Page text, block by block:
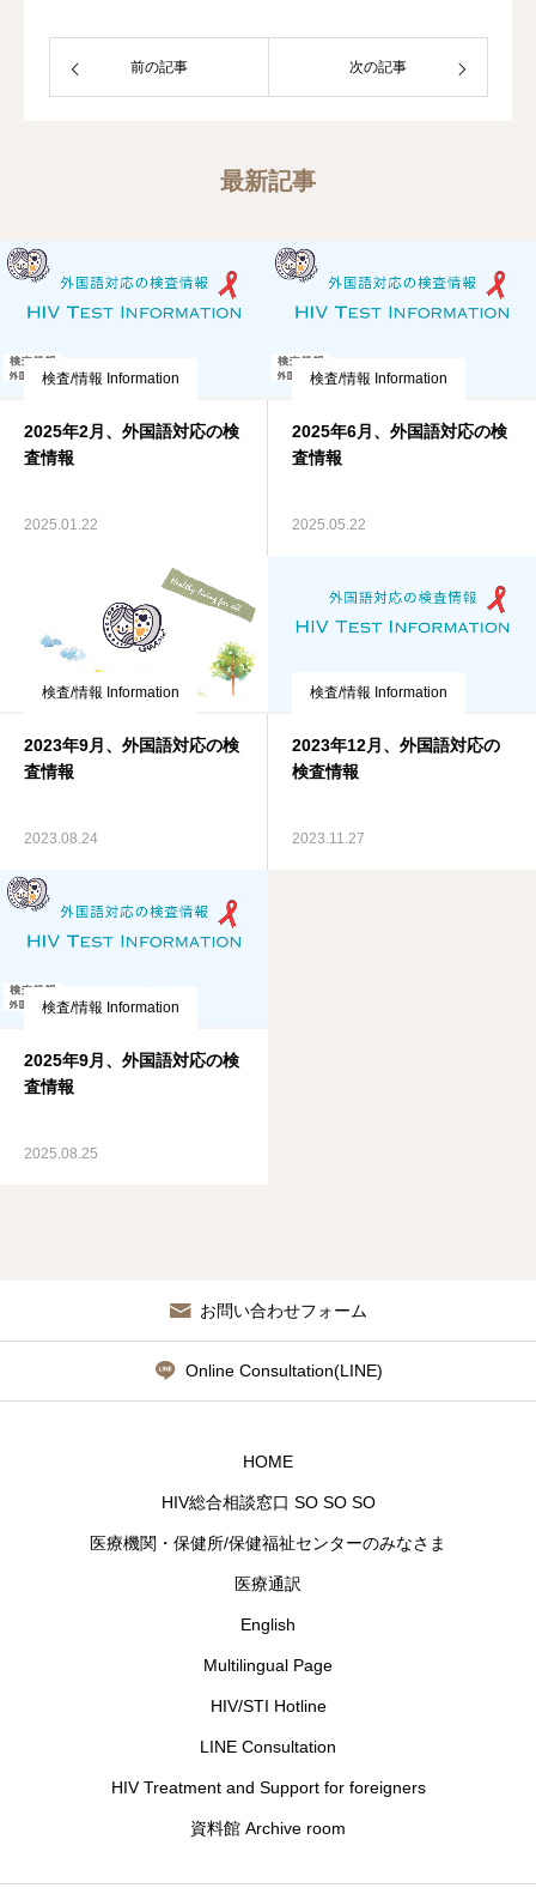
前の記事 次の記事
最新記事
検査/情報 Information
2025年2月、外国語対応の検
査情報
2025.01.22
検査/情報 Information
2025年6月、外国語対応の検
査情報
2025.05.22
検査/情報 Information
2023年9月、外国語対応の検
査情報
2023.08.24
検査/情報 Information
2023年12月、外国語対応の
検査情報
2023.11.27
検査/情報 Information
2025年9月、外国語対応の検
査情報
2025.08.25
お問い合わせフォーム
Online Consultation(LINE)
HOME
HIV総合相談窓口 SO SO SO
医療機関・保健所/保健福祉センターのみなさま
医療通訳
English
Multilingual Page
HIV/STI Hotline
LINE Consultation
HIV Treatment and Support for foreigners
資料館 Archive room